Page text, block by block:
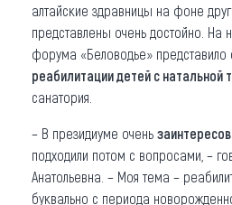
алтайские здравницы на фоне
представлены очень достойно. На
форума «Беловодье» представило
реабилитации детей с натальной
санатория.
– В президиуме очень
подходили потом с вопросами, –
Анатольевна. – Моя тема –
буквально с периода